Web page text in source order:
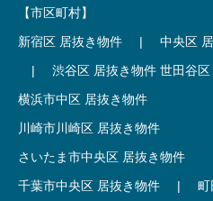
【市区町村】
新宿区 居抜き物件
| 中央区
|
渋谷区 居抜き物件 世田谷
横浜市中区 居抜き物件
川崎市川崎区 居抜き物件
さいたま市中央区 居抜き物件
千葉市中央区 居抜き物件
|
町